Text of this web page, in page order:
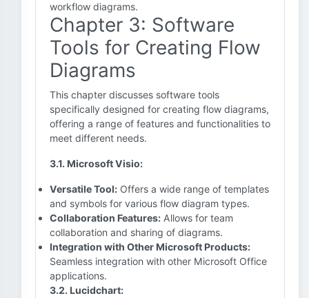
workflow diagrams.
Chapter 3: Software
Tools for Creating Flow
Diagrams
This chapter discusses software tools
specifically designed for creating flow diagrams,
offering a range of features and functionalities to
meet different needs.
3.1. Microsoft Visio:
Versatile Tool: Offers a wide range of templates
and symbols for various flow diagram types.
Collaboration Features: Allows for team
collaboration and sharing of diagrams.
Integration with Other Microsoft Products:
Seamless integration with other Microsoft Office
applications.
3.2. Lucidchart: